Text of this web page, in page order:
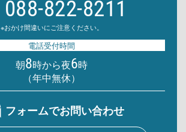
088-822-8211
※おかけ間違いにご注意ください。
電話受付時間
朝8時から夜6時
（年中無休）
フォームでお問い合わせ